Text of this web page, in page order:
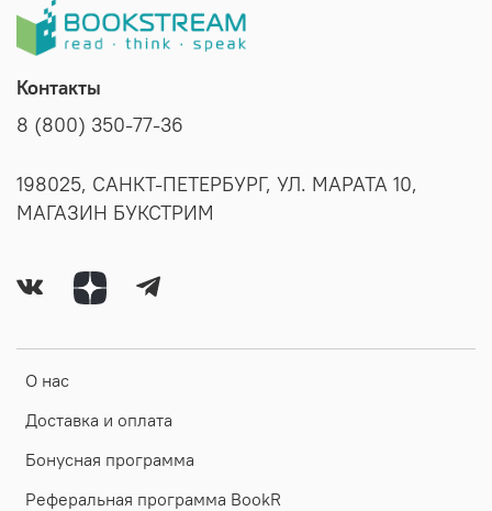
О нас
Доставка и оплата
Бонусная программа
Реферальная программа BookR
Контакты
8 (800) 350-77-36
198025, САНКТ-ПЕТЕРБУРГ, УЛ. МАРАТА 10,
МАГАЗИН БУКСТРИМ